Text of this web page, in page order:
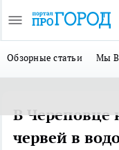
Обзорные статьи Мы
В Череповце
червей в